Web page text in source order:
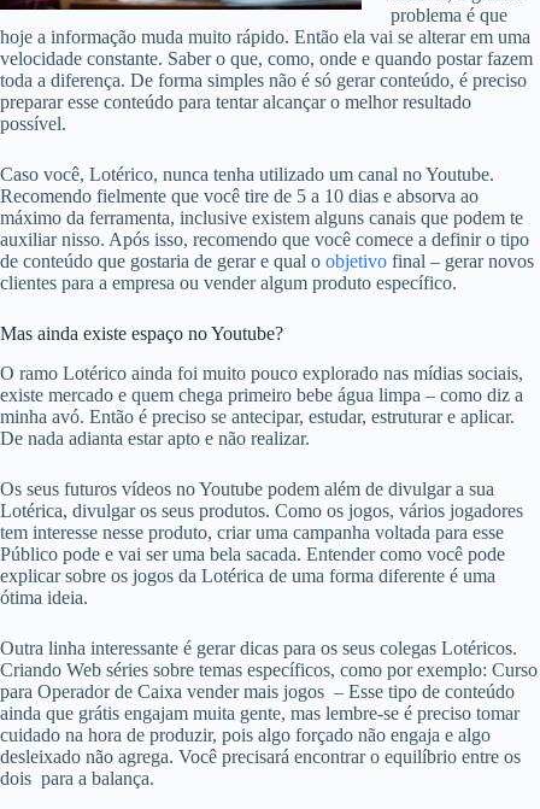
problema é que
hoje a informação muda muito rápido. Então ela vai se alterar em uma
velocidade constante. Saber o que, como, onde e quando postar fazem
toda a diferença. De forma simples não é só gerar conteúdo, é preciso
preparar esse conteúdo para tentar alcançar o melhor resultado
possível.
Caso você, Lotérico, nunca tenha utilizado um canal no Youtube.
Recomendo fielmente que você tire de 5 a 10 dias e absorva ao
máximo da ferramenta, inclusive existem alguns canais que podem te
auxiliar nisso. Após isso, recomendo que você comece a definir o tipo
de conteúdo que gostaria de gerar e qual o objetivo final – gerar novos
clientes para a empresa ou vender algum produto específico.
Mas ainda existe espaço no Youtube?
O ramo Lotérico ainda foi muito pouco explorado nas mídias sociais,
existe mercado e quem chega primeiro bebe água limpa – como diz a
minha avó. Então é preciso se antecipar, estudar, estruturar e aplicar.
De nada adianta estar apto e não realizar.
Os seus futuros vídeos no Youtube podem além de divulgar a sua
Lotérica, divulgar os seus produtos. Como os jogos, vários jogadores
tem interesse nesse produto, criar uma campanha voltada para esse
Público pode e vai ser uma bela sacada. Entender como você pode
explicar sobre os jogos da Lotérica de uma forma diferente é uma
ótima ideia.
Outra linha interessante é gerar dicas para os seus colegas Lotéricos.
Criando Web séries sobre temas específicos, como por exemplo: Curso
para Operador de Caixa vender mais jogos – Esse tipo de conteúdo
ainda que grátis engajam muita gente, mas lembre-se é preciso tomar
cuidado na hora de produzir, pois algo forçado não engaja e algo
desleixado não agrega. Você precisará encontrar o equilíbrio entre os
dois para a balança.